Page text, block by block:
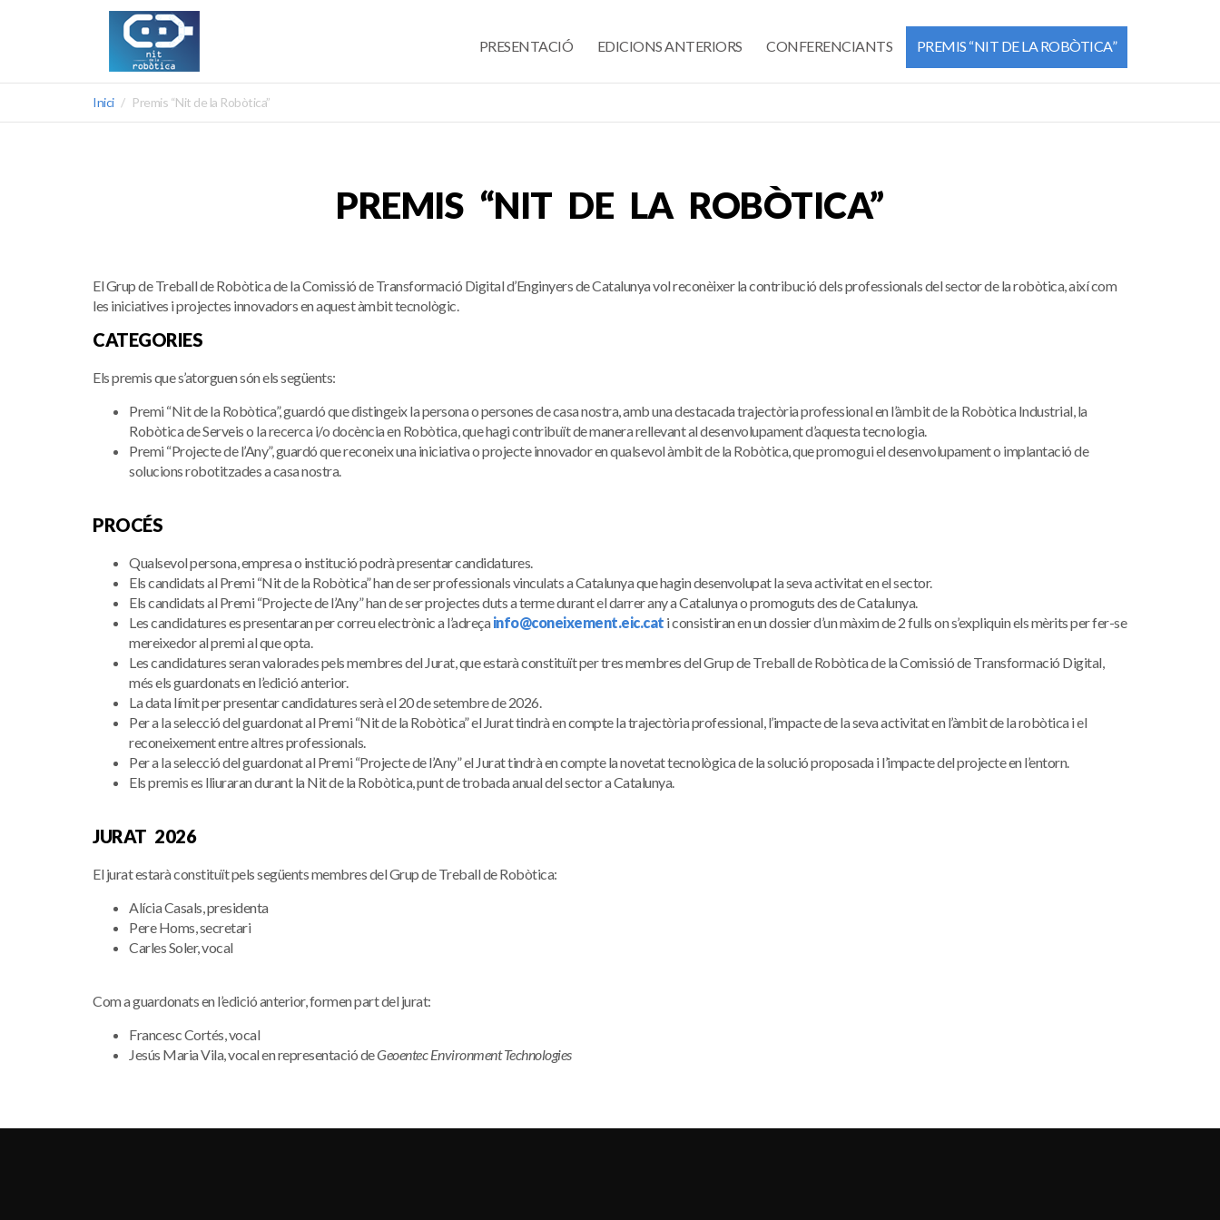
PRESENTACIÓ EDICIONS ANTERIORS CONFERENCIANTS PREMIS “NIT DE LA ROBÒTICA”
Inici Premis “Nit de la Robòtica”
PREMIS “NIT DE LA ROBÒTICA”
El Grup de Treball de Robòtica de la Comissió de Transformació Digital d’Enginyers de Catalunya vol reconèixer la contribució dels professionals del sector de la robòtica, així com
les iniciatives i projectes innovadors en aquest àmbit tecnològic.
CATEGORIES
Els premis que s’atorguen són els següents:
Premi “Nit de la Robòtica”, guardó que distingeix la persona o persones de casa nostra, amb una destacada trajectòria professional en l’àmbit de la Robòtica Industrial, la
Robòtica de Serveis o la recerca i/o docència en Robòtica, que hagi contribuït de manera rellevant al desenvolupament d’aquesta tecnologia.
Premi “Projecte de l’Any”, guardó que reconeix una iniciativa o projecte innovador en qualsevol àmbit de la Robòtica, que promogui el desenvolupament o implantació de
solucions robotitzades a casa nostra.
PROCÉS
Qualsevol persona, empresa o institució podrà presentar candidatures.
Els candidats al Premi “Nit de la Robòtica” han de ser professionals vinculats a Catalunya que hagin desenvolupat la seva activitat en el sector.
Els candidats al Premi “Projecte de l’Any” han de ser projectes duts a terme durant el darrer any a Catalunya o promoguts des de Catalunya.
Les candidatures es presentaran per correu electrònic a l’adreçainfo@coneixement.eic.cat i consistiran en un dossier d’un màxim de 2 fulls on s’expliquin els mèrits per fer-se
mereixedor al premi al que opta.
Les candidatures seran valorades pels membres del Jurat, que estarà constituït per tres membres del Grup de Treball de Robòtica de la Comissió de Transformació Digital,
més els guardonats en l’edició anterior.
La data límit per presentar candidatures serà el 20 de setembre de 2026.
Per a la selecció del guardonat al Premi “Nit de la Robòtica” el Jurat tindrà en compte la trajectòria professional, l’impacte de la seva activitat en l’àmbit de la robòtica i el
reconeixement entre altres professionals.
Per a la selecció del guardonat al Premi “Projecte de l’Any” el Jurat tindrà en compte la novetat tecnològica de la solució proposada i l’impacte del projecte en l’entorn.
Els premis es lliuraran durant la Nit de la Robòtica, punt de trobada anual del sector a Catalunya.
JURAT 2026
El jurat estarà constituït pels següents membres del Grup de Treball de Robòtica:
Alícia Casals, presidenta
Pere Homs, secretari
Carles Soler, vocal
Com a guardonats en l’edició anterior, formen part del jurat:
Francesc Cortés, vocal
Jesús Maria Vila, vocal en representació deGeoentec Environment Technologies